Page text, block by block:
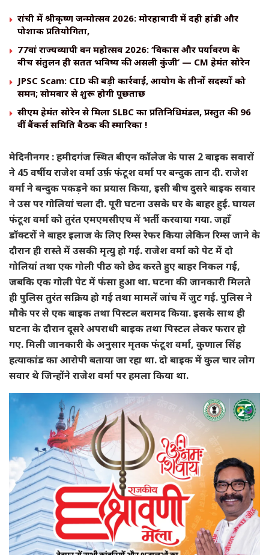
रांची में श्रीकृष्ण जन्मोत्सव 2026: मोरहाबादी में दही हांडी और
पोशाक प्रतियोगिता,
77वां राज्यव्यापी वन महोत्सव 2026: ‘विकास और पर्यावरण के
बीच संतुलन ही सतत भविष्य की असली कुंजी’ — CM हेमंत सोरेन
JPSC Scam: CID की बड़ी कार्रवाई, आयोग के तीनों सदस्यों को
समन; सोमवार से शुरू होगी पूछताछ
सीएम हेमंत सोरेन से मिला SLBC का प्रतिनिधिमंडल, प्रस्तुत की 96
वीं बैंकर्स समिति बैठक की स्मारिका !
मेदिनीनगर : हमीदगंज स्थित बीएन कॉलेज के पास 2 बाइक सवारों
ने 45 वर्षीय राजेश वर्मा उर्फ़ फंटूश वर्मा पर बन्दुक तान दी. राजेश
वर्मा ने बन्दुक पकड़ने का प्रयास किया, इसी बीच दुसरे बाइक सवार
ने उस पर गोलियां चला दी. पूरी घटना उसके घर के बाहर हुई. घायल
फंटूश वर्मा को तुरंत एमएमसीएच में भर्ती करवाया गया. जहाँ
डॉक्टरों ने बाहर इलाज के लिए रिम्स रेफर किया लेकिन रिम्स जाने के
दौरान ही रास्ते में उसकी मृत्यु हो गई. राजेश वर्मा को पेट में दो
गोलियां तथा एक गोली पीठ को छेद करते हुए बाहर निकल गई,
जबकि एक गोली पेट में फंसा हुआ था. घटना की जानकारी मिलते
ही पुलिस तुरंत सक्रिय हो गई तथा मामलें जांच में जुट गई. पुलिस ने
मौके पर से एक बाइक तथा पिस्टल बरामद किया. इसके साथ ही
घटना के दौरान दूसरे अपराधी बाइक तथा पिस्टल लेकर फरार हो
गए. मिली जानकारी के अनुसार मृतक फंटूश वर्मा, कुणाल सिंह
हत्याकांड का आरोपी बताया जा रहा था. दो बाइक में कुल चार लोग
सवार थे जिन्होंने राजेश वर्मा पर हमला किया था.